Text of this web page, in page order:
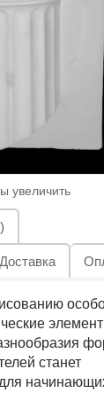
увеличить
Доставка
станет